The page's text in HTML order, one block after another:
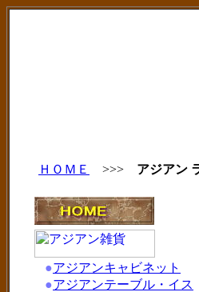
ＨＯＭＥ
>>> アジアン
●アジアンキャビネット
●アジアンテーブル・イス